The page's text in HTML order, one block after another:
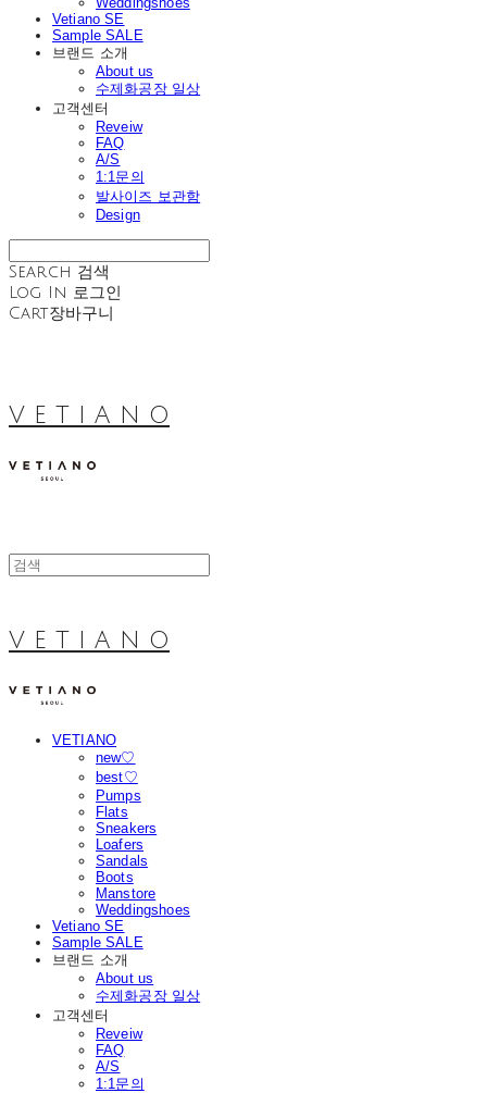
Vetiano SE
Sample SALE
브랜드 소개
About us
수제화공장 일상
고객센터
Reveiw
FAQ
A/S
1:1문의
발사이즈 보관함
Design
Search 검색
Log In 로그인
Cart장바구니
V E T I A N O
V E T I A N O
VETIANO
new♡
best♡
Pumps
Flats
Sneakers
Loafers
Sandals
Boots
Manstore
Weddingshoes
Vetiano SE
Sample SALE
브랜드 소개
About us
수제화공장 일상
고객센터
Reveiw
FAQ
A/S
1:1문의